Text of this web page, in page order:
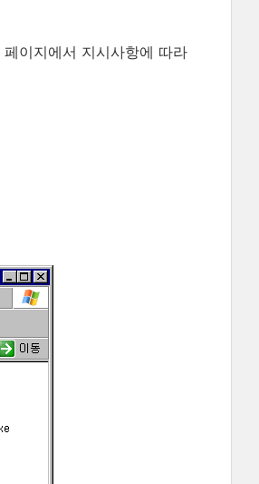
페이지에서 지시사항에 따라